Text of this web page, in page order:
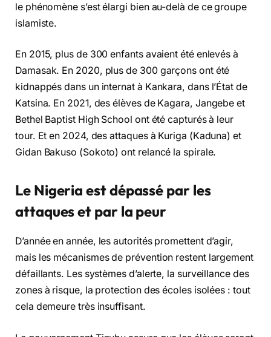
le phénomène s’est élargi bien au-delà de ce groupe
islamiste.
En 2015, plus de 300 enfants avaient été enlevés à
Damasak. En 2020, plus de 300 garçons ont été
kidnappés dans un internat à Kankara, dans l’État de
Katsina. En 2021, des élèves de Kagara, Jangebe et
Bethel Baptist High School ont été capturés à leur
tour. Et en 2024, des attaques à Kuriga (Kaduna) et
Gidan Bakuso (Sokoto) ont relancé la spirale.
Le Nigeria est dépassé par les
attaques et par la peur
D’année en année, les autorités promettent d’agir,
mais les mécanismes de prévention restent largement
défaillants. Les systèmes d’alerte, la surveillance des
zones à risque, la protection des écoles isolées : tout
cela demeure très insuffisant.